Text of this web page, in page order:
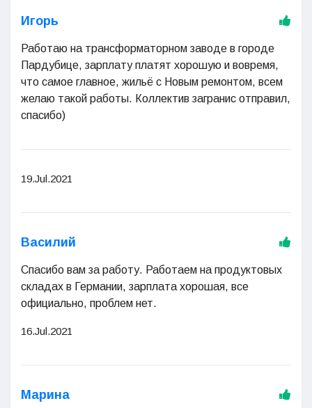
Игорь
Работаю на трансформаторном заводе в городе
Пардубице, зарплату платят хорошую и вовремя,
что самое главное, жильё с Новым ремонтом, всем
желаю такой работы. Коллектив загранис отправил,
спасибо)
19.Jul.2021
Василий
Спасибо вам за работу. Работаем на продуктовых
складах в Германии, зарплата хорошая, все
официально, проблем нет.
16.Jul.2021
Марина